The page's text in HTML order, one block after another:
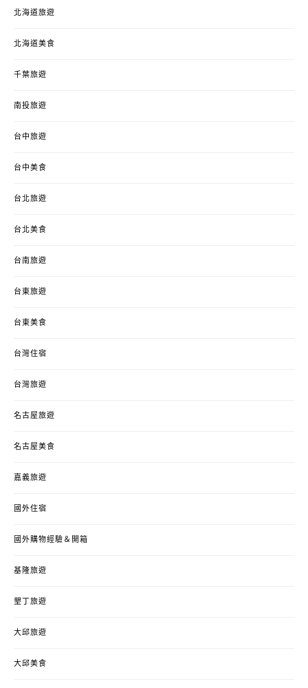
北海道旅遊
北海道美食
千葉旅遊
南投旅遊
台中旅遊
台中美食
台北旅遊
台北美食
台南旅遊
台東旅遊
台東美食
台灣住宿
台灣旅遊
名古屋旅遊
名古屋美食
嘉義旅遊
國外住宿
國外購物經驗＆開箱
基隆旅遊
墾丁旅遊
大邱旅遊
大邱美食